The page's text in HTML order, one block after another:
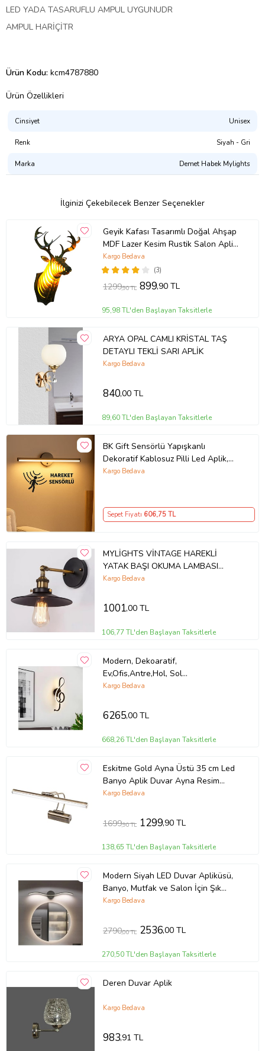
LED YADA TASARUFLU AMPUL UYGUNUDR
AMPUL HARİÇİTR
Ürün Kodu: kcm4787880
Ürün Özellikleri
Cinsiyet Unisex
Renk Siyah - Gri
Marka Demet Habek Mylights
İlginizi Çekebilecek Benzer Seçenekler
Geyik Kafası Tasarımlı Doğal Ahşap
MDF Lazer Kesim Rustik Salon Aplik
Duvar Dekoru (Ceviz)
(3)
Kargo Bedava
1299,90 TL 899,90 TL
95,98 TL'den Başlayan Taksitlerle
ARYA OPAL CAMLI KRİSTAL TAŞ
DETAYLI TEKLİ SARI APLİK
Kargo Bedava
840,00 TL
89,60 TL'den Başlayan Taksitlerle
BK Gift Sensörlü Yapışkanlı
Dekoratif Kablosuz Pilli Led Aplik,
Gece Lambası, Ev Hediyesi (Beyaz)
Kargo Bedava
Sepet Fiyatı 606,75 TL
MYLİGHTS VİNTAGE HAREKLİ
YATAK BAŞI OKUMA LAMBASI
DUVAR APLİK (Siyah)
Kargo Bedava
1001,00 TL
106,77 TL'den Başlayan Taksitlerle
Modern, Dekoaratif,
Ev,Ofis,Antre,Hol, Sol
anahtar,Duvar,Aplik, Led,Lamba,
Kargo Bedava
6265,00 TL
668,26 TL'den Başlayan Taksitlerle
Eskitme Gold Ayna Üstü 35 cm Led
Banyo Aplik Duvar Ayna Resim
Tablo
Kargo Bedava
1699,90 TL 1299,90 TL
138,65 TL'den Başlayan Taksitlerle
Modern Siyah LED Duvar Apliküsü,
Banyo, Mutfak ve Salon İçin Şık
Tasarım
Kargo Bedava
2790,00 TL 2536,00 TL
270,50 TL'den Başlayan Taksitlerle
Deren Duvar Aplik
Kargo Bedava
983,91 TL